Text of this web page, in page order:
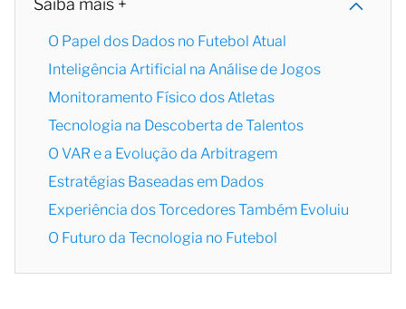
O Papel dos Dados no Futebol Atual
Inteligência Artificial na Análise de Jogos
Monitoramento Físico dos Atletas
Tecnologia na Descoberta de Talentos
O VAR e a Evolução da Arbitragem
Estratégias Baseadas em Dados
Experiência dos Torcedores Também Evoluiu
O Futuro da Tecnologia no Futebol